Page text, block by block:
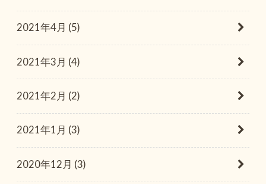
2021年4月 (5)
2021年3月 (4)
2021年2月 (2)
2021年1月 (3)
2020年12月 (3)